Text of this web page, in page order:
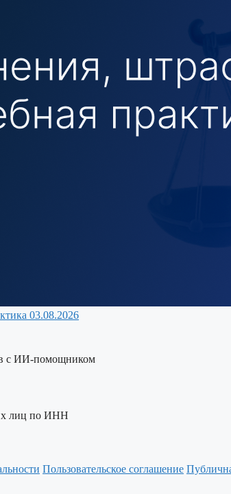
03.08.2026
с ИИ-помощником
лиц по ИНН
Пользовательское соглашение